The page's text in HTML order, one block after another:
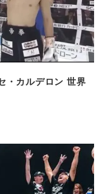
・カルデロン 世界